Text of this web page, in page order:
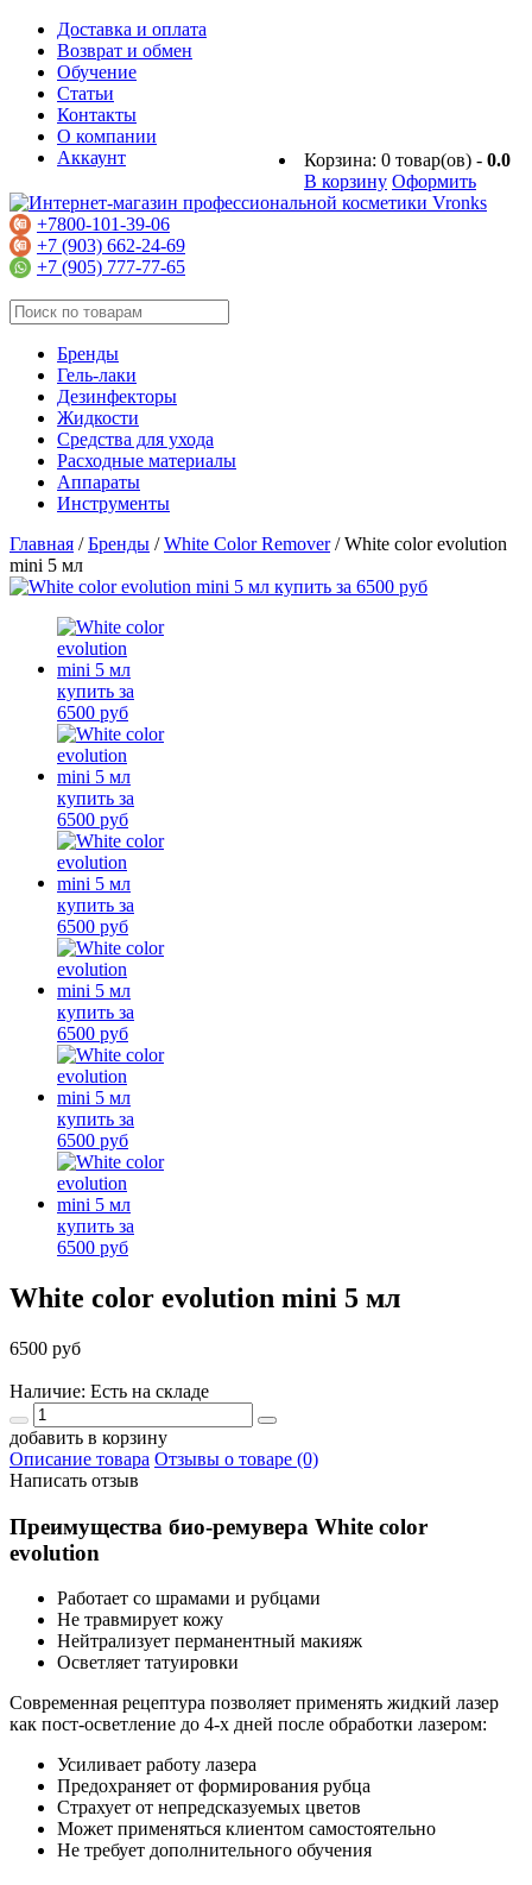
Доставка и оплата
Возврат и обмен
Обучение
Статьи
Контакты
О компании
Корзина: 0 товар(ов) - 0.0
В корзину Оформить
Аккаунт
+7800-101-39-06
+7 (903) 662-24-69
+7 (905) 777-77-65
Бренды
Гель-лаки
Дезинфекторы
Жидкости
Средства для ухода
Расходные материалы
Аппараты
Инструменты
Главная /Бренды /White Color Remover/White color evolution
mini 5 мл
White color evolution mini 5 мл
6500 руб
Наличие: Есть на складе
добавить в корзину
Описание товара Отзывы о товаре (0)
Написать отзыв
Преимущества био-ремувера White color
evolution
Работает со шрамами и рубцами
Не травмирует кожу
Нейтрализует перманентный макияж
Осветляет татуировки
Современная рецептура позволяет применять жидкий лазер
как пост-осветление до 4-х дней после обработки лазером:
Усиливает работу лазера
Предохраняет от формирования рубца
Страхует от непредсказуемых цветов
Может применяться клиентом самостоятельно
Не требует дополнительного обучения